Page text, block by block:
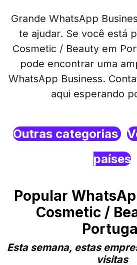
Grande WhatsApp
te ajudar. Se você está
Cosmetic / Beauty em
pode encontrar uma
WhatsApp Business.
aqui esperando
Outras categorias
países
Popular
Cosmetic /
Esta semana, estas
visitas